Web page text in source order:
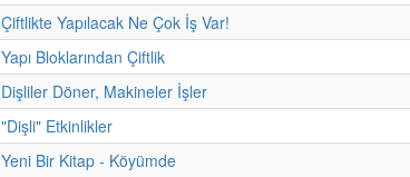
Çiftlikte Yapılacak Ne Çok İş Var!
Yapı Bloklarından Çiftlik
Dişliler Döner, Makineler İşler
"Dişli" Etkinlikler
Yeni Bir Kitap - Köyümde